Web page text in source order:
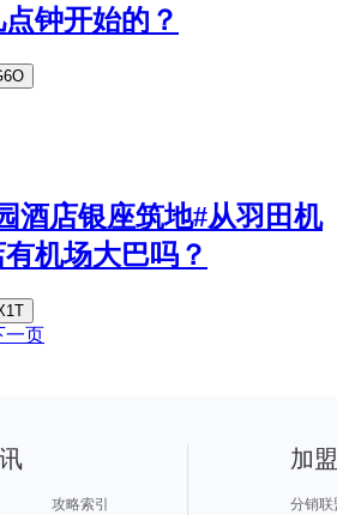
钟开始的？
酒店银座筑地#从羽田机
机场大巴吗？
一页
攻略索引
加
分销联